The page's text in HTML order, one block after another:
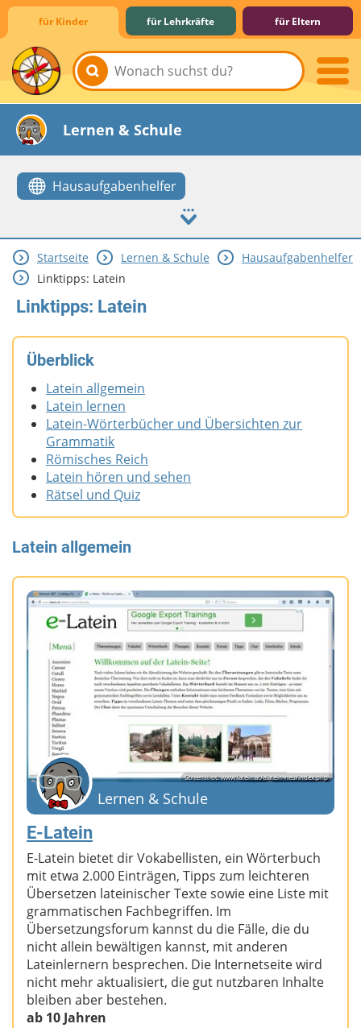
für Kinder für Lehrkräfte für Eltern
Lernen & Schule
Hausaufgabenhelfer
Hobby & Freizeit
Spiel & Spaß
Mitreden & Mitmachen
Startseite Lernen & Schule
Hausaufgabenhelfer
Linktipps: Latein
Linktipps: Latein
Überblick
Latein allgemein
Latein lernen
Latein-Wörterbücher und Übersichten zur
Grammatik
Römisches Reich
Latein hören und sehen
Rätsel und Quiz
Latein allgemein
Screenshot: www.latein.at/elatein-neu/index.php
Lernen & Schule
E-Latein
E-Latein bietet dir Vokabellisten, ein Wörterbuch
mit etwa 2.000 Einträgen, Tipps zum leichteren
Übersetzen lateinischer Texte sowie eine Liste mit
grammatischen Fachbegriffen. Im
Übersetzungsforum kannst du die Fälle, die du
nicht allein bewältigen kannst, mit anderen
Lateinlernern besprechen. Die Internetseite wird
nicht mehr aktualisiert, die gut nutzbaren Inhalte
bleiben aber bestehen.
ab 10 Jahren